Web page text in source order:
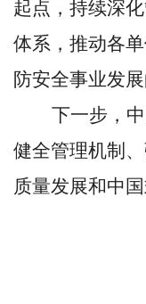
起点，持续深
体系，推动各
防安全事业发展
下一步，
健全管理机制
质量发展和中